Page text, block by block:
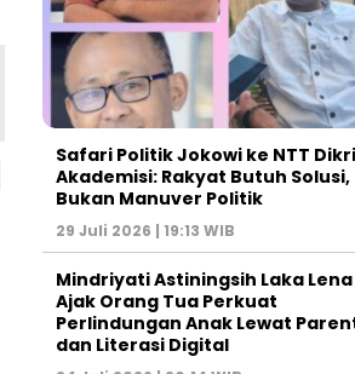
Safari Politik Jokowi ke NTT
Akademisi: Rakyat Butuh Solusi,
Bukan Manuver Politik
29 Juli 2026 | 19:13 WIB
Mindriyati Astiningsih Laka Lena
Ajak Orang Tua Perkuat
Perlindungan Anak Lewat
dan Literasi Digital